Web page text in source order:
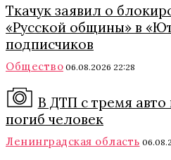
Ткачук заявил о
«Русской общины» в
подписчиков
Общество 06.08.2026 22:28
В ДТП с тремя
погиб человек
Ленинградская область